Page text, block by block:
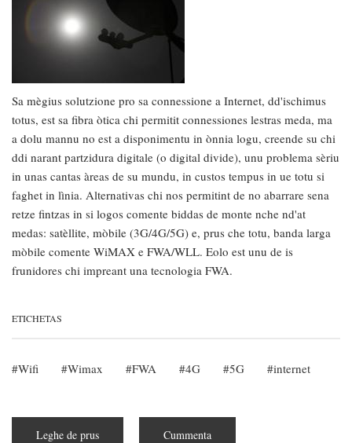
Sa mègius solutzione pro sa connessione a Internet, dd'ischimus
totus, est sa fibra òtica chi permitit connessiones lestras meda, ma
a dolu mannu no est a disponimentu in ònnia logu, creende su chi
ddi narant partzidura digitale (o digital divide), unu problema sèriu
in unas cantas àreas de su mundu, in custos tempus in ue totu si
faghet in lìnia. Alternativas chi nos permitint de no abarrare sena
retze fintzas in si logos comente biddas de monte nche nd'at
medas: satèllite, mòbile (3G/4G/5G) e, prus che totu, banda larga
mòbile comente WiMAX e FWA/WLL. Eolo est unu de is
frunidores chi impreant una tecnologia FWA.
ETICHETAS
Wifi Wimax FWA 4G 5G internet
Leghe de prus Cummenta